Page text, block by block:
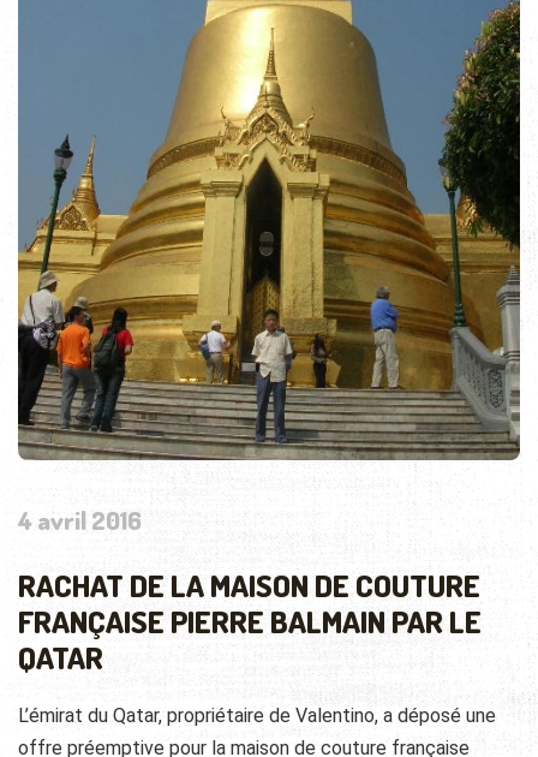
4 avril 2016
RACHAT DE LA MAISON DE COUTURE
FRANÇAISE PIERRE BALMAIN PAR LE
QATAR
L’émirat du Qatar, propriétaire de Valentino, a déposé une
offre préemptive pour la maison de couture française